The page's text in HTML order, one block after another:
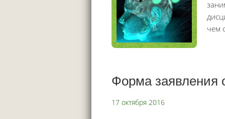
чем
Форма
17 октября 2016